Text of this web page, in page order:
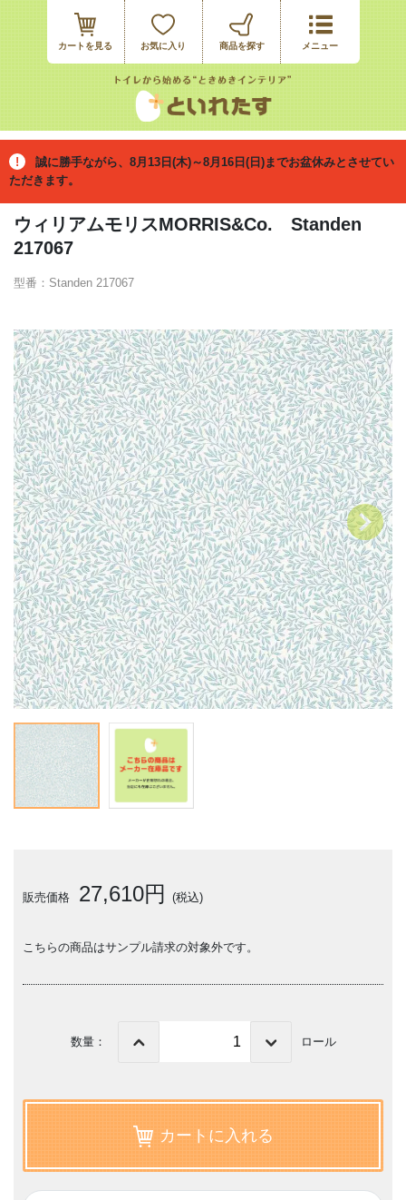
カートを見る お気に入り
誠に勝手ながら、8月13日(木)～8月16日(日)までお盆休みとさせてい
ただきます。
ウィリアムモリスMORRIS&Co. Standen
217067
型番：Standen 217067
販売価格 27,610円 (税込)
こちらの商品はサンプル請求の対象外です。
数量： ロール
カートに入れる